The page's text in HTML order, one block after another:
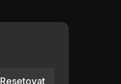
Resetovat